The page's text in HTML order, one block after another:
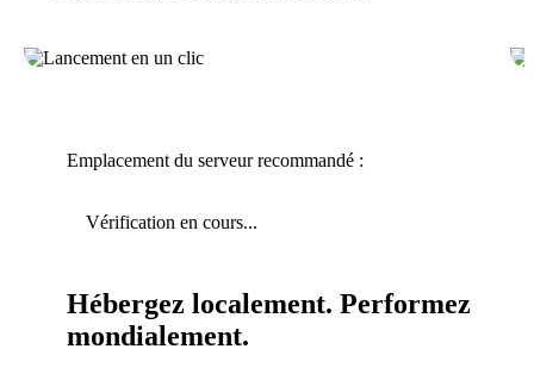
Emplacement du serveur recommandé :
Vérification en cours...
Hébergez localement. Performez
mondialement.